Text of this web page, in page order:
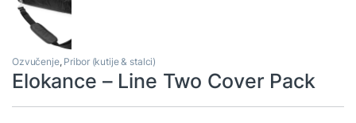
Ozvučenje, Pribor (kutije & stalci)
Elokance – Line Two Cover Pack